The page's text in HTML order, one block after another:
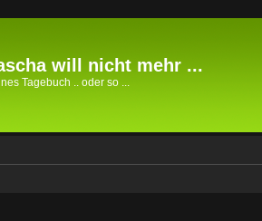
will nicht mehr ...
Tagebuch .. oder so ...